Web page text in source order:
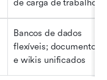
de carga de trabalho
Bancos de dados
flexíveis; documentos
e wikis unificados